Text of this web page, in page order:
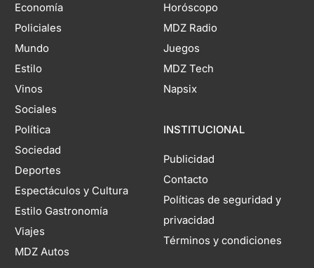
Economía
Policiales
Mundo
Estilo
Vinos
Sociales
Política
Sociedad
Deportes
Espectáculos y Cultura
Estilo Gastronomía
Viajes
MDZ Autos
Horóscopo
MDZ Radio
Juegos
MDZ Tech
Napsix
INSTITUCIONAL
Publicidad
Contacto
Políticas de seguridad y
privacidad
Términos y condiciones